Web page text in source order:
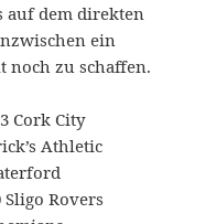
auf dem direkten
ein
noch zu schaffen.
Cork City
Athletic
Rovers